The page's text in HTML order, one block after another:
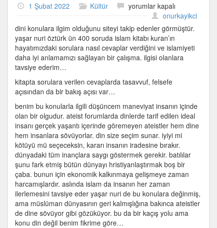
1 Şubat 2022 Kültür
400
İslam
–
Yaşar
Nuri
Öztürk
yorumlar kapalı
onurkayikci
dini konulara ilgim olduğunu siteyi takip edenler görmüştür.
yaşar nuri öztürk ün 400 soruda islam kitabı kuran’ın
hayatımızdaki sorulara nasıl cevaplar verdiğini ve islamiyeti
daha iyi anlamamızı sağlayan bir çalışma. ilgisi olanlara
tavsiye ederim…
kitapta sorulara verilen cevaplarda tasavvuf, felsefe
açısından da bir bakış açısı var…
benim bu konularla ilgili düşüncem maneviyat insanın içinde
olan bir olgudur. ateist forumlarda dinlerde tarif edilen ideal
insanı gerçek yaşantı içerinde göremeyen ateistler hem dine
hem insanlara sövüyorlar. din size seçim sunar. iyiyi mi
kötüyü mü seçeceksin, kararı insanın iradesine bırakır.
dünyadaki tüm inançlara saygı göstermek gerekir. batılılar
şunu fark etmiş bütün dünyayı hristiyanlaştırmak boş bir
çaba. bunun için ekonomik kalkınmaya gelişmeye zaman
harcamışlardır. aslında islam da insanın her zaman
ilerlemesini tavsiye eder yaşar nuri de bu konulara değinmiş,
ama müslüman dünyasının geri kalmışlığına bakınca ateistler
de dine sövüyor gibi gözüküyor. bu da bir kaçış yolu ama
konu din değil benim fikrime göre…